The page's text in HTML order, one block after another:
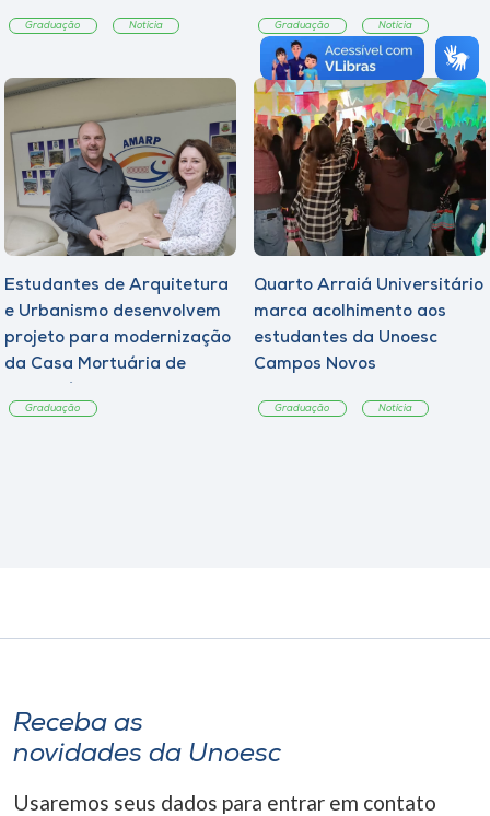
Graduação Notícia Graduação Notícia
Estudantes de Arquitetura
e Urbanismo desenvolvem
projeto para modernização
da Casa Mortuária de
Graduação
Quarto Arraiá Universitário
marca acolhimento aos
estudantes da Unoesc
Campos Novos
Graduação Notícia
Receba as
novidades da Unoesc
Usaremos seus dados para entrar em contato